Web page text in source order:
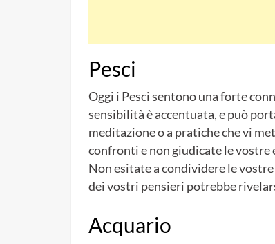
Pesci
Oggi i Pesci sentono una forte
sensibilità è accentuata, e può
meditazione o a pratiche che vi
confronti e non giudicate le vostre
Non esitate a condividere le
dei vostri pensieri potrebbe
Acquario